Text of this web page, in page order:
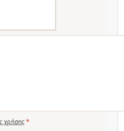
χρήσης *